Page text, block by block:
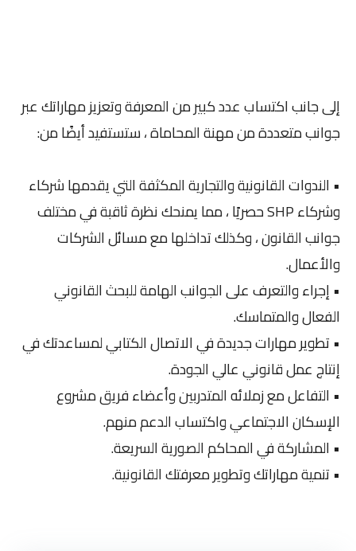
إلى جانب اكتساب عدد كبير من المعرفة وتعزيز مهاراتك عبر
جوانب متعددة من مهنة المحاماة ، ستستفيد أيضًا من:
• الندوات القانونية والتجارية المكثفة التي يقدمها شركاء
وشركاء SHP حصريًا ، مما يمنحك نظرة ثاقبة في مختلف
جوانب القانون ، وكذلك تداخلها مع مسائل الشركات
والأعمال.
• إجراء والتعرف على الجوانب الهامة للبحث القانوني
الفعال والمتماسك.
• تطوير مهارات جديدة في الاتصال الكتابي لمساعدتك في
إنتاج عمل قانوني عالي الجودة.
• التفاعل مع زملائه المتدربين وأعضاء فريق مشروع
الإسكان الاجتماعي واكتساب الدعم منهم.
• المشاركة في المحاكم الصورية السريعة.
• تنمية مهاراتك وتطوير معرفتك القانونية.